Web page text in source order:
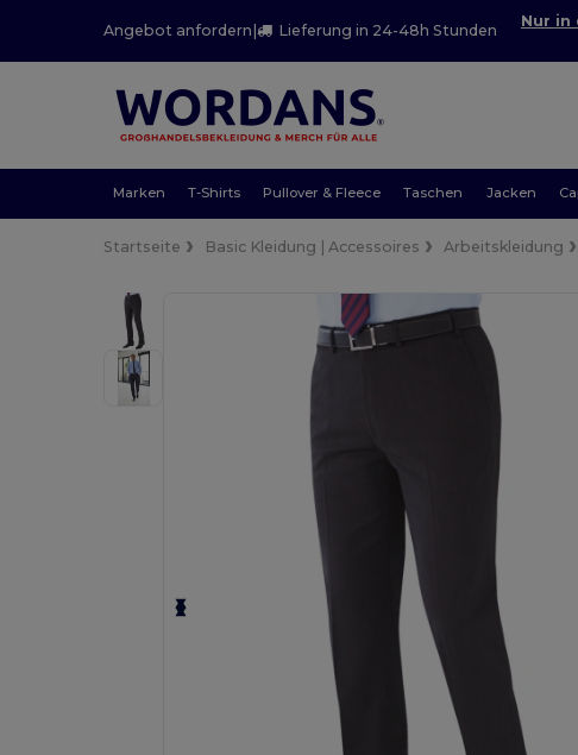
Angebot anfordern | Lieferung in 24-48h Stunden
Nur in
Marken T-Shirts Pullover & Fleece Taschen Jacken
Startseite Basic Kleidung | Accessoires Arbeitskleidung